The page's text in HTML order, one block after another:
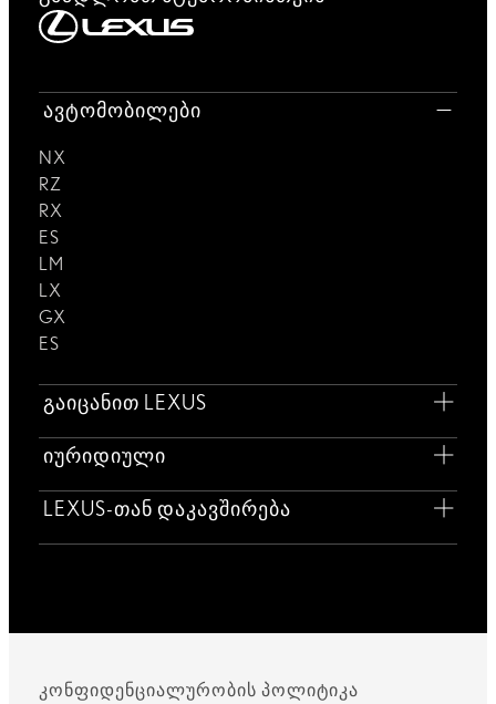
ავტომობილები
NX
RZ
RX
ES
LM
LX
GX
ES
გაიცანით LEXUS
იურიდიული
LEXUS-თან დაკავშირება
კონფიდენციალურობის პოლიტიკა